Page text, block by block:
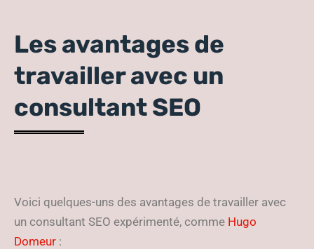
Les avantages de
travailler avec un
consultant SEO
Voici quelques-uns des avantages de travailler avec
un consultant SEO expérimenté, comme Hugo
Domeur :